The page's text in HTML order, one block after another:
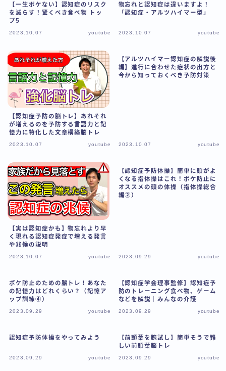
【一生ボケない】認知症のリスク
を減らす！驚くべき食べ物 トッ
プ5
2023.10.07 youtube
物忘れと認知症は違いますよ！
「認知症・アルツハイマー型」
2023.10.07 youtube
【認知症予防の脳トレ】あれそれ
が増えるのを予防する言語力と記
憶力に特化した文章構築脳トレ
2023.10.07 youtube
【アルツハイマー認知症の解説後
編】進行に合わせた症状の出方と
今から知っておくべき予防対策
2023.10.07 youtube
【実は認知症かも】物忘れより早
く現れる認知症発症で増える発言
や兆候の説明
2023.10.07 youtube
【認知症予防体操】簡単に頭がよ
くなる指体操はこれ！ボケ防止に
オススメの頭の体操（指体操総合
編②）
2023.09.29 youtube
ボケ防止のための脳トレ！あなた
の記憶力はどれくらい？（記憶ア
ップ訓練④）
2023.09.29 youtube
【認知症学会理事監修】認知症予
防のトレーニング食べ物、ゲーム
などを解説｜みんなの介護
2023.09.29 youtube
認知症予防体操をやってみよう
2023.09.29 youtube
【前頭葉を腕試し】簡単そうで難
しい前頭葉脳トレ
2023.09.29 youtube